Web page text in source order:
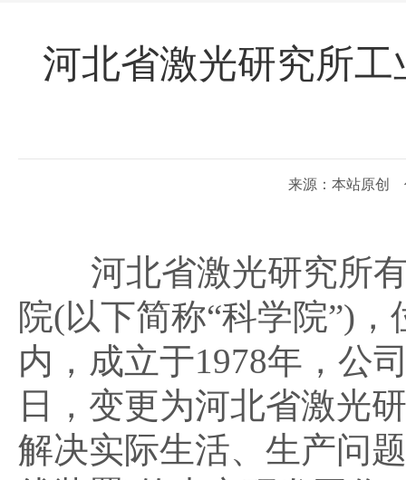
河北省激光研究所
来源：本站原创
河北省激光研究所有
院(以下简称“科学院”)
内，成立于1978年，公
日，变更为河北省激光
解决实际生活、生产问